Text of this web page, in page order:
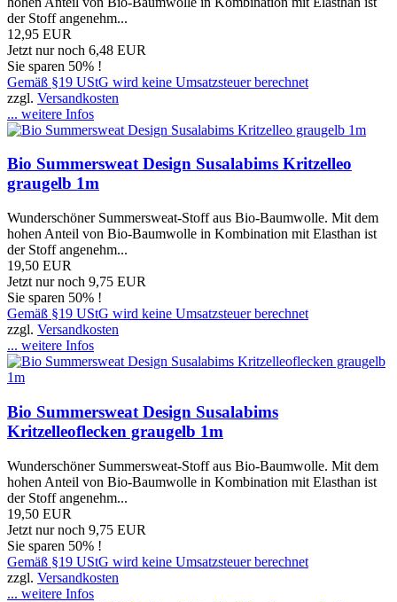
der Stoff angenehm...
12,95 EUR
Jetzt nur noch 6,48 EUR
Sie sparen 50% !
Gemäß §19 UStG wird keine Umsatzsteuer berechnet
zzgl. Versandkosten
... weitere Infos
Bio Summersweat Design Susalabims Kritzelleo
graugelb 1m
Wunderschöner Summersweat-Stoff aus Bio-Baumwolle. Mit dem
hohen Anteil von Bio-Baumwolle in Kombination mit Elasthan ist
der Stoff angenehm...
19,50 EUR
Jetzt nur noch 9,75 EUR
Sie sparen 50% !
Gemäß §19 UStG wird keine Umsatzsteuer berechnet
zzgl. Versandkosten
... weitere Infos
Bio Summersweat Design Susalabims
Kritzelleoflecken graugelb 1m
Wunderschöner Summersweat-Stoff aus Bio-Baumwolle. Mit dem
hohen Anteil von Bio-Baumwolle in Kombination mit Elasthan ist
der Stoff angenehm...
19,50 EUR
Jetzt nur noch 9,75 EUR
Sie sparen 50% !
Gemäß §19 UStG wird keine Umsatzsteuer berechnet
zzgl. Versandkosten
... weitere Infos